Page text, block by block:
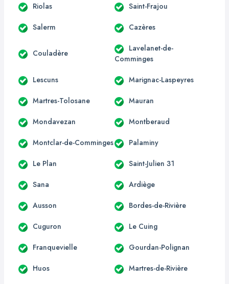
Riolas Saint-Frajou
Salerm Cazères
Couladère
Lavelanet-de-
Comminges
Lescuns Marignac-Laspeyres
Martres-Tolosane Mauran
Mondavezan Montberaud
Montclar-de-Comminges Palaminy
Le Plan Saint-Julien 31
Sana Ardiège
Ausson Bordes-de-Rivière
Cuguron Le Cuing
Franquevielle Gourdan-Polignan
Huos Martres-de-Rivière